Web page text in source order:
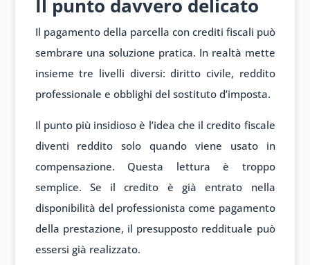
Il punto davvero delicato
Il pagamento della parcella con crediti fiscali può
sembrare una soluzione pratica. In realtà mette
insieme tre livelli diversi: diritto civile, reddito
professionale e obblighi del sostituto d’imposta.
Il punto più insidioso è l’idea che il credito fiscale
diventi reddito solo quando viene usato in
compensazione. Questa lettura è troppo
semplice. Se il credito è già entrato nella
disponibilità del professionista come pagamento
della prestazione, il presupposto reddituale può
essersi già realizzato.